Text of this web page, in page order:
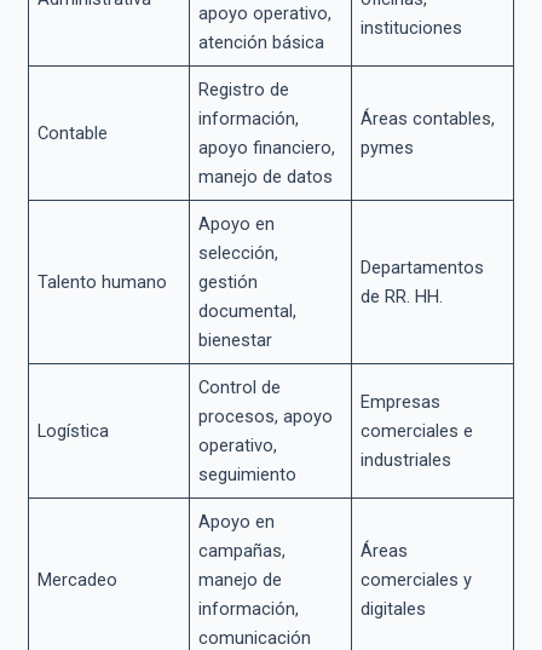
apoyo operativo,
atención básica
instituciones
Contable
Registro de
información,
apoyo financiero,
manejo de datos
Áreas contables,
pymes
Talento humano
Apoyo en
selección,
gestión
documental,
bienestar
Departamentos
de RR. HH.
Logística
Control de
procesos, apoyo
operativo,
seguimiento
Empresas
comerciales e
industriales
Mercadeo
Apoyo en
campañas,
manejo de
información,
comunicación
Áreas
comerciales y
digitales